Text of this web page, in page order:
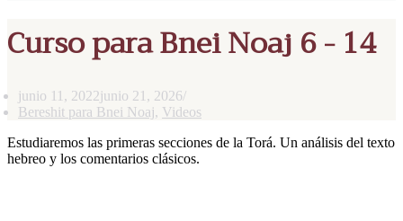
Curso para Bnei Noaj 6 - 14
junio 11, 2022junio 21, 2026
Bereshit para Bnei Noaj, Videos
Estudiaremos las primeras secciones de la Torá. Un análisis del texto
hebreo y los comentarios clásicos.